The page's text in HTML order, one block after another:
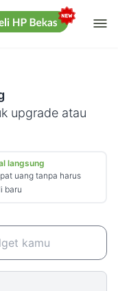
upgrade atau
langsung
uang tanpa harus
baru